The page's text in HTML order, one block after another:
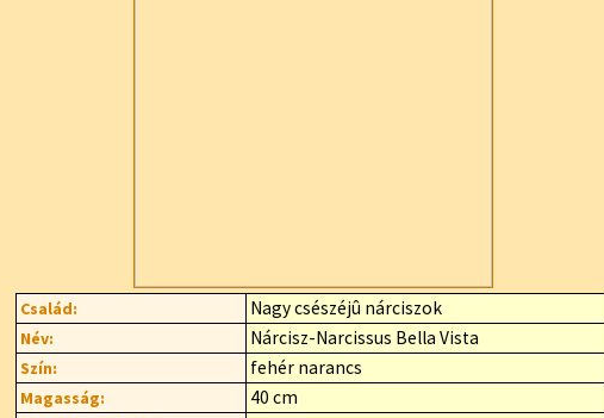
Család: Nagy csészéjû nárciszok
Név: Nárcisz-Narcissus Bella Vista
Szín: fehér narancs
Magasság: 40 cm